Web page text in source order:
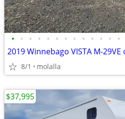
• • • • • • • • • • • • •
2019 Winnebago VISTA M-
8/1 molalla
$37,995